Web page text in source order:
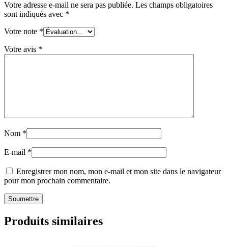
Votre adresse e-mail ne sera pas publiée. Les champs obligatoires
sont indiqués avec *
Votre note *
Votre avis *
Nom *
E-mail *
Enregistrer mon nom, mon e-mail et mon site dans le navigateur
pour mon prochain commentaire.
Produits similaires